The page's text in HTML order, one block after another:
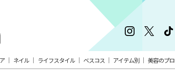
ネイル ライフスタイル ベスコス アイテム別 美容のプロ